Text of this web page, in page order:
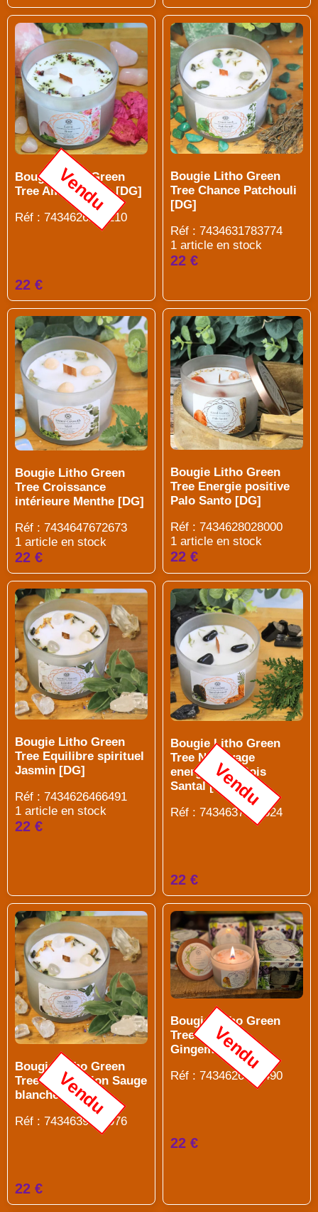
Bougie Litho Green
Tree Amour Rose [DG]
Réf : 7434626296210
Vendu
22 €
Bougie Litho Green
Tree Chance Patchouli
[DG]
Réf : 7434631783774
1 article en stock
22 €
Bougie Litho Green
Tree Croissance
intérieure Menthe [DG]
Réf : 7434647672673
1 article en stock
22 €
Bougie Litho Green
Tree Energie positive
Palo Santo [DG]
Réf : 7434628028000
1 article en stock
22 €
Bougie Litho Green
Tree Equilibre spirituel
Jasmin [DG]
Réf : 7434626466491
1 article en stock
22 €
Bougie Litho Green
Tree Nettoyage
energetique Bois
Santal [DG]
Réf : 7434637537524
Vendu
22 €
Bougie Litho Green
Tree Purification Sauge
blanche [DG]
Réf : 7434639929976
Vendu
22 €
Bougie Litho Green
Tree Vitalité
Gingembre [DG]
Réf : 7434626434490
Vendu
22 €